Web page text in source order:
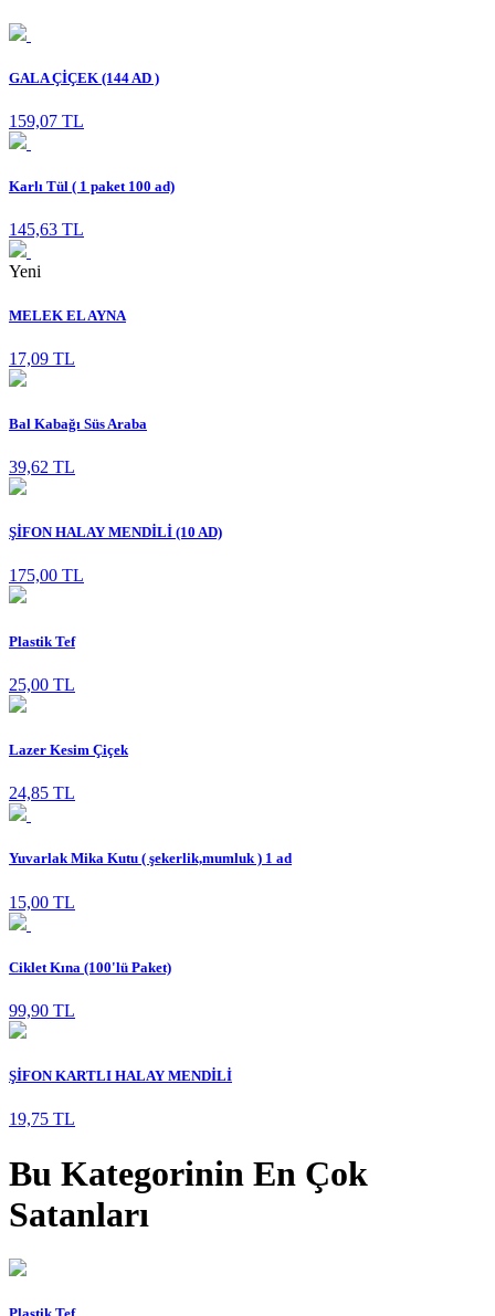
GALA ÇİÇEK (144 AD )
159,07 TL
Karlı Tül ( 1 paket 100 ad)
145,63 TL
Yeni
MELEK EL AYNA
17,09 TL
Bal Kabağı Süs Araba
39,62 TL
ŞİFON HALAY MENDİLİ (10 AD)
175,00 TL
Plastik Tef
25,00 TL
Lazer Kesim Çiçek
24,85 TL
Yuvarlak Mika Kutu ( şekerlik,mumluk ) 1 ad
15,00 TL
Ciklet Kına (100'lü Paket)
99,90 TL
ŞİFON KARTLI HALAY MENDİLİ
19,75 TL
Bu Kategorinin En Çok
Satanları